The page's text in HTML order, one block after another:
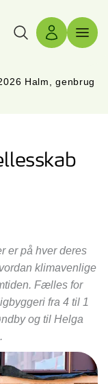
Søg Log ind
Halm, genbrug
er på hver deres
klimavenlige
Fælles for
fra 4 til 1
og til Helga